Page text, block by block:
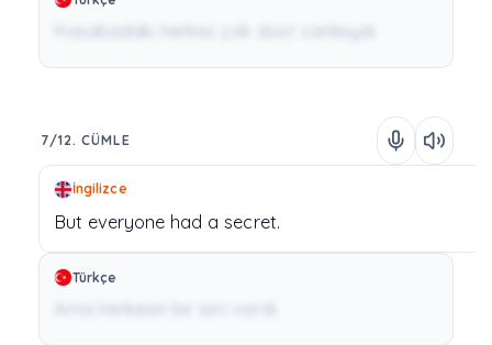
7/12. CÜMLE
İngilizce
But everyone had a secret.
Türkçe